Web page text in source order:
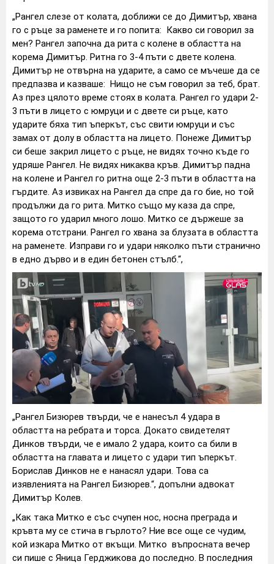
„Рангел слезе от колата, доближи се до Димитър, хвана
го с ръце за раменете и го попита: Какво си говорил за
мен? Рангел започна да рита с колене в областта на
корема Димитър. Ритна го 3-4 пъти с двете колена.
Димитър не отвърна на ударите, а само се мъчеше да се
предпазва и казваше: Нищо не съм говорил за теб, брат.
Аз през цялото време стоях в колата. Рангел го удари 2-
3 пъти в лицето с юмруци и с двете си ръце, като
ударите бяха тип ъперкът, със свити юмруци и със
замах от долу в областта на лицето. Понеже Димитър
си беше закрил лицето с ръце, не видях точно къде го
удряше Рангел. Не видях никаква кръв. Димитър падна
на колене и Рангел го ритна още 2-3 пъти в областта на
гърдите. Аз извиках на Рангел да спре да го бие, но той
продължи да го рита. Митко също му каза да спре,
защото го ударил много лошо. Митко се държеше за
корема отстрани. Рангел го хвана за блузата в областта
на раменете. Изправи го и удари няколко пъти странично
в едно дърво и в един бетонен стълб.“,
„Рангел Бизюрев твърди, че е нанесъл 4 удара в
областта на ребрата и торса. Докато свидетелят
Динков твърди, че е имало 2 удара, които са били в
областта на главата и лицето с удари тип ъперкът.
Борислав Динков не е нанасял удари. Това са
изявленията на Рангел Бизюрев.“, допълни адвокат
Димитър Колев.
„Как така Митко е със счупен нос, носна преграда и
кръвта му се стича в гърлото? Ние все още се чудим,
кой изкара Митко от вкъщи. Митко въпросната вечер
си пише с Яница Герджикова до последно. В последния